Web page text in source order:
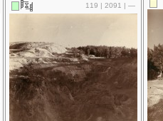
119 | 2091 | —